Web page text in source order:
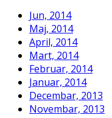
Jun, 2014
Maj, 2014
April, 2014
Mart, 2014
Februar, 2014
Januar, 2014
Decembar, 2013
Novembar, 2013